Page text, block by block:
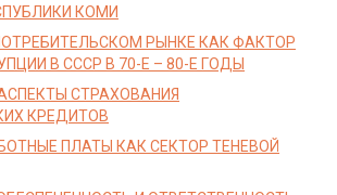
КОМИ
РЫНКЕ КАК ФАКТОР
В СССР В 70-Е – 80-Е ГОДЫ
СТРАХОВАНИЯ
КРЕДИТОВ
ПЛАТЫ КАК СЕКТОР ТЕНЕВОЙ